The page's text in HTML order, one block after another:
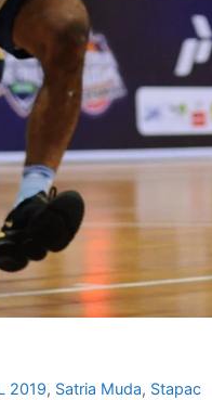
2019, Satria Muda, Stapac